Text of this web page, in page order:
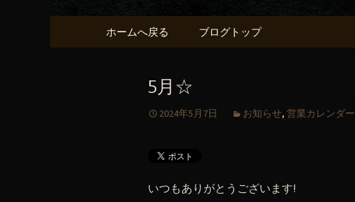
コンテンツへ移動
ホームへ戻る ブログトップ
5月☆
2024年5月7日 お知らせ, 営業カレンダー
いつもありがとうございます!